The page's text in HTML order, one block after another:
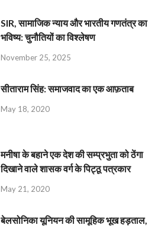
SIR, सामाजिक न्याय और भारतीय गणतंत्र का
भविष्य: चुनौतियों का विश्लेषण
November 25, 2025
सीताराम सिंह: समाजवाद का एक आफ़ताब
May 18, 2020
मनीषा के बहाने एक देश की सम्प्रभुता को ठेंगा
दिखाने वाले शासक वर्ग के पिट्ठू पत्रकार
May 21, 2020
बेलसोनिका यूनियन की सामूहिक भूख हड़ताल,